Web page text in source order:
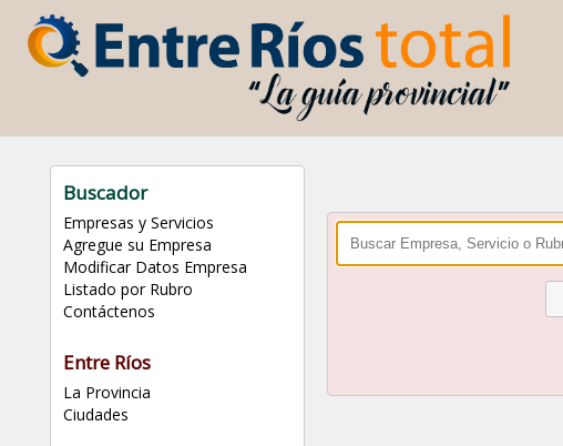
Buscador
Empresas y Servicios
Agregue su Empresa
Modificar Datos Empresa
Listado por Rubro
Contáctenos
Entre Ríos
La Provincia
Ciudades